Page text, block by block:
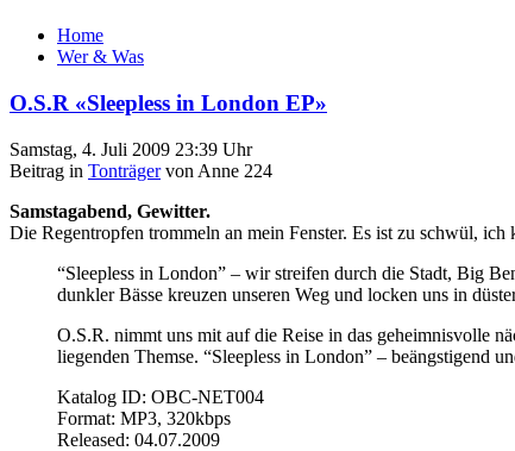
Home
Wer & Was
O.S.R «Sleepless in London EP»
Samstag, 4. Juli 2009 23:39 Uhr
Beitrag in Tonträgervon Anne 224
Samstagabend, Gewitter.
Die Regentropfen trommeln an mein Fenster. Es ist zu schwül,
“Sleepless in London” – wir streifen durch die Stadt, Big
dunkler Bässe kreuzen unseren Weg und locken uns in
O.S.R. nimmt uns mit auf die Reise in das geheimnisvolle
liegenden Themse. “Sleepless in London” – beängstigend
Katalog ID: OBC-NET004
Format: MP3, 320kbps
Released: 04.07.2009